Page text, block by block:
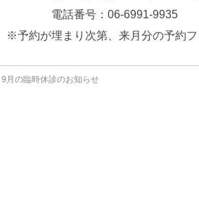
電話番号：06-6991-9935
※予約が埋まり次第、来月分の予約フ
9月の臨時休診のお知らせ